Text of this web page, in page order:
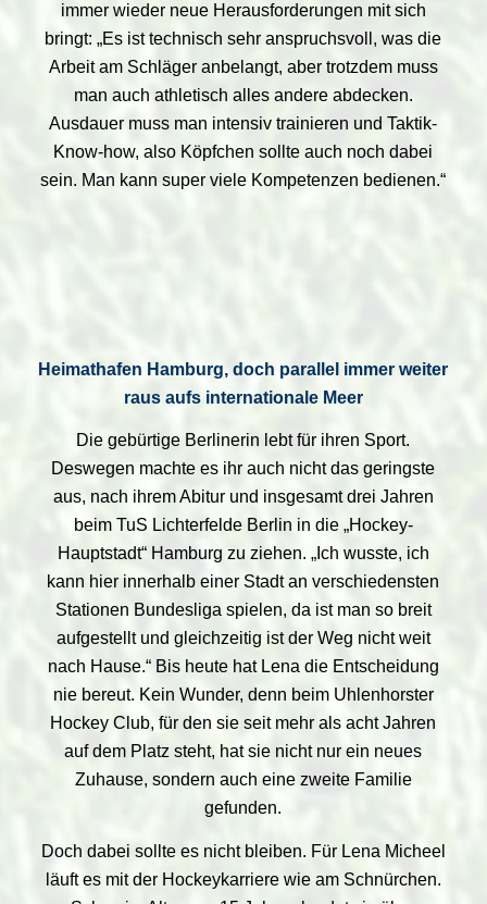
immer wieder neue Herausforderungen mit sich
bringt: „Es ist technisch sehr anspruchsvoll, was die
Arbeit am Schläger anbelangt, aber trotzdem muss
man auch athletisch alles andere abdecken.
Ausdauer muss man intensiv trainieren und Taktik-
Know-how, also Köpfchen sollte auch noch dabei
sein. Man kann super viele Kompetenzen bedienen.“
Heimathafen Hamburg, doch parallel immer weiter
raus aufs internationale Meer
Die gebürtige Berlinerin lebt für ihren Sport.
Deswegen machte es ihr auch nicht das geringste
aus, nach ihrem Abitur und insgesamt drei Jahren
beim TuS Lichterfelde Berlin in die „Hockey-
Hauptstadt“ Hamburg zu ziehen. „Ich wusste, ich
kann hier innerhalb einer Stadt an verschiedensten
Stationen Bundesliga spielen, da ist man so breit
aufgestellt und gleichzeitig ist der Weg nicht weit
nach Hause.“ Bis heute hat Lena die Entscheidung
nie bereut. Kein Wunder, denn beim Uhlenhorster
Hockey Club, für den sie seit mehr als acht Jahren
auf dem Platz steht, hat sie nicht nur ein neues
Zuhause, sondern auch eine zweite Familie
gefunden.
Doch dabei sollte es nicht bleiben. Für Lena Micheel
läuft es mit der Hockeykarriere wie am Schnürchen.